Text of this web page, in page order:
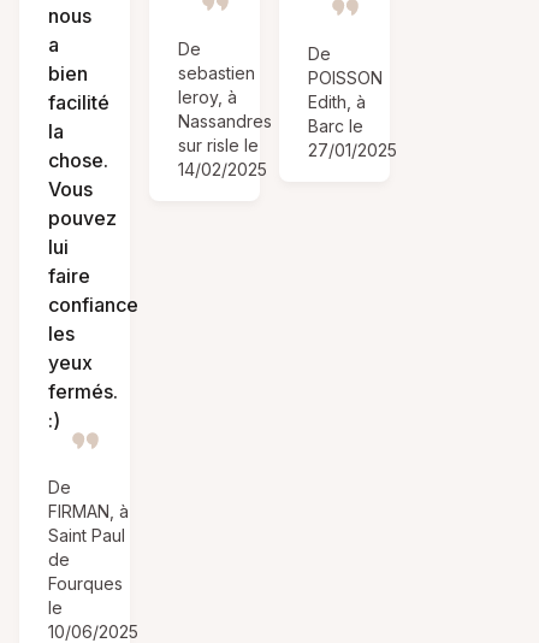
nous
a
bien
facilité
la
chose.
Vous
pouvez
lui
faire
confiance
les
yeux
fermés.
:)
De
FIRMAN, à
Saint Paul
de
Fourques
le
10/06/2025
De
sebastien
leroy, à
Nassandres
sur risle le
14/02/2025
De
POISSON
Edith, à
Barc le
27/01/2025